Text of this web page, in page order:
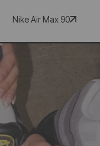
Nike Air Max 90